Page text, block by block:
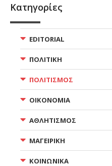
Κατηγορίες
EDITORIAL
ΠΟΛΙΤΙΚΗ
ΠΟΛΙΤΙΣΜΟΣ
ΟΙΚΟΝΟΜΙΑ
ΑΘΛΗΤΙΣΜΟΣ
ΜΑΓΕΙΡΙΚΗ
ΚΟΙΝΩΝΙΚΑ